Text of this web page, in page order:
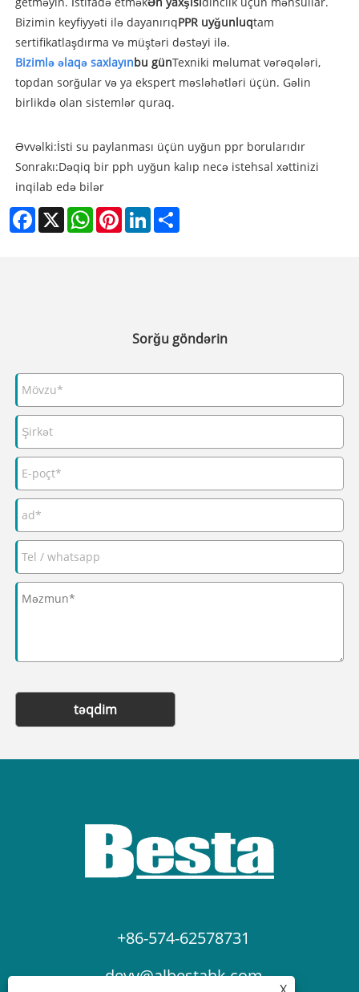
Bizimin keyfiyyəti ilə dayanırıqPPR uyğunluqtam
sertifikatlaşdırma və müştəri dəstəyi ilə.
Bizimlə əlaqə saxlayınbu günTexniki məlumat vərəqələri,
topdan sorğular və ya ekspert məsləhətləri üçün. Gəlin
birlikdə olan sistemlər quraq.
Əvvəlki:İsti su paylanması üçün uyğun ppr borularıdır
Sonrakı:Dəqiq bir pph uyğun kalıp necə istehsal xəttinizi
inqilab edə bilər
Facebook
X WhatsAppPinterestLinkedIn
Sorğu göndərin
təqdim
+86-574-62578731
devy@albestahk.com